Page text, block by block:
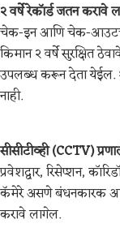
२ वर्षे रेकॉर्ड जतन करावे
चेक-इन आणि चेक-
किमान २ वर्षे सुरक्षित
उपलब्ध करून देता येईल.
नाही.
सीसीटीव्ही (CCTV)
प्रवेशद्वार, रिसेप्शन,
कॅमेरे असणे बंधनकारक
करावे लागेल.